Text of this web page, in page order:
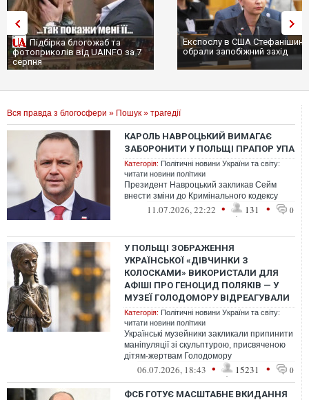
Підбірка блогожаб та
фотоприколів від UAINFO за 7
серпня
Експослу в США
обрали запобіжний захід
Вся правда з блогосфери » Пошук » трагедії
КАРОЛЬ НАВРОЦЬКИЙ ВИМАГАЄ
ЗАБОРОНИТИ У ПОЛЬЩІ ПРАПОР УПА
Категорія: Політичні новини України та світу:
читати новини політики
Президент Навроцький закликав Сейм
внести зміни до Кримінального кодексу
11.07.2026, 22:22 • 131 • 0
У ПОЛЬЩІ ЗОБРАЖЕННЯ
УКРАЇНСЬКОЇ «ДІВЧИНКИ З
КОЛОСКАМИ» ВИКОРИСТАЛИ ДЛЯ
АФІШІ ПРО ГЕНОЦИД ПОЛЯКІВ — У
МУЗЕЇ ГОЛОДОМОРУ ВІДРЕАГУВАЛИ
Категорія: Політичні новини України та світу:
читати новини політики
Українські музейники закликали припинити
маніпуляції зі скульптурою, присвяченою
дітям-жертвам Голодомору
06.07.2026, 18:43 • 15231 • 0
ФСБ ГОТУЄ МАСШТАБНЕ ВКИДАННЯ